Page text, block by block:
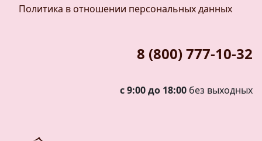
Политика в отношении персональных данных
8 (800) 777-10-32
с 9:00 до 18:00 без выходных